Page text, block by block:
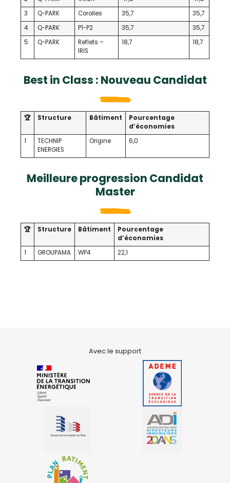
3 Q-PARK Corolles 35,7 35,7
4 Q-PARK P1-P2 35,7 35,7
5 Q-PARK
Reflets –
IRIS
18,7 18,7
Best in Class : Nouveau Candidat
🏆 Structure Bâtiment
Pourcentage
d’économies
TECHNIP
ENERGIES
Origine 6,0
Meilleure progression Candidat
Master
🏆 Structure Bâtiment
Pourcentage
d’économies
GROUPAMA WP4 22,1
Avec le support